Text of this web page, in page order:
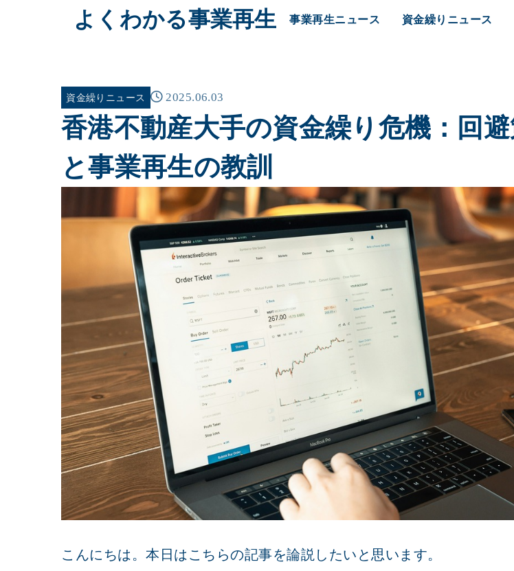
よくわかる事業再生 事業再生ニュース 資金繰りニュース
資金繰りニュース 2025.06.03
香港不動産大手の資金繰り危機：回
と事業再生の教訓
こんにちは。本日はこちらの記事を論説したいと思います。